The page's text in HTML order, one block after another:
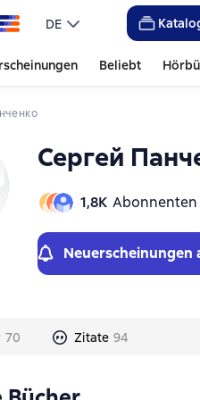
DE
Beliebt
Сергей
1,8К Abonnenten
Neuerscheinungen
70 Zitate 94